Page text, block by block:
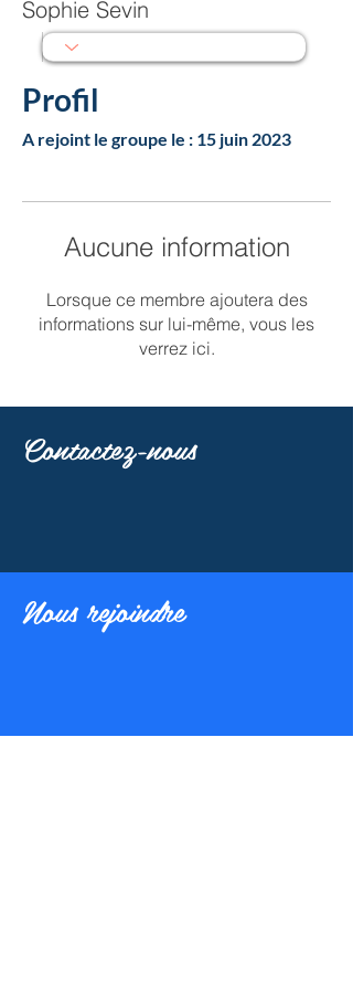
Sophie Sevin
Profil
A rejoint le groupe le : 15 juin 2023
Aucune information
Lorsque ce membre ajoutera des
informations sur lui-même, vous les
verrez ici.
Contactez-nous
Nous rejoindre